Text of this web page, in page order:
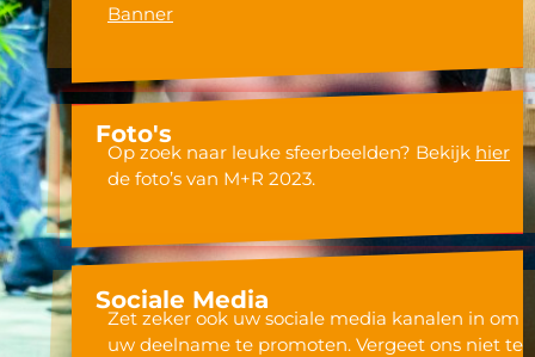
Banner
Foto's
Op zoek naar leuke sfeerbeelden? Bekijk hier
de foto’s van M+R 2023.
Sociale Media
Zet zeker ook uw sociale media kanalen in om
uw deelname te promoten. Vergeet ons niet te